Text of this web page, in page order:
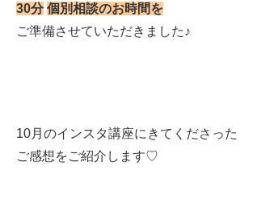
30分 個別相談のお時間を
ご準備させていただきました♪
10月のインスタ講座にきてくださった
ご感想をご紹介します♡